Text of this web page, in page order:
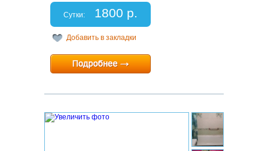
Спальных мест: 2
Отчетные документы: есть
Сутки: 1800 р.
Добавить в закладки
Минимальный срок:1 суток
Расчетный час:12:00